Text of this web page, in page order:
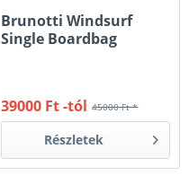
Brunotti Windsurf
Single Boardbag
45000 Ft *
39000 Ft -tól
Részletek